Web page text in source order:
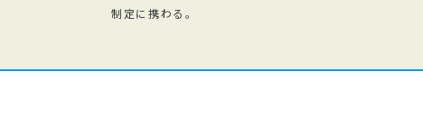
制定に携わる。